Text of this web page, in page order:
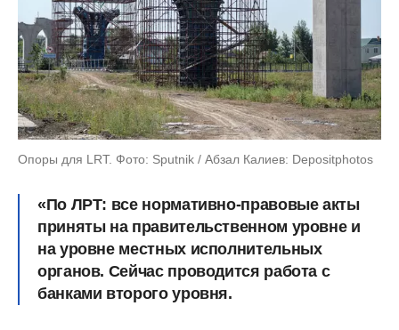
Опоры для LRT. Фото: Sputnik / Абзал Калиев: Depositphotos
«По ЛРТ: все нормативно-правовые акты
приняты на правительственном уровне и
на уровне местных исполнительных
органов. Сейчас проводится работа с
банками второго уровня.